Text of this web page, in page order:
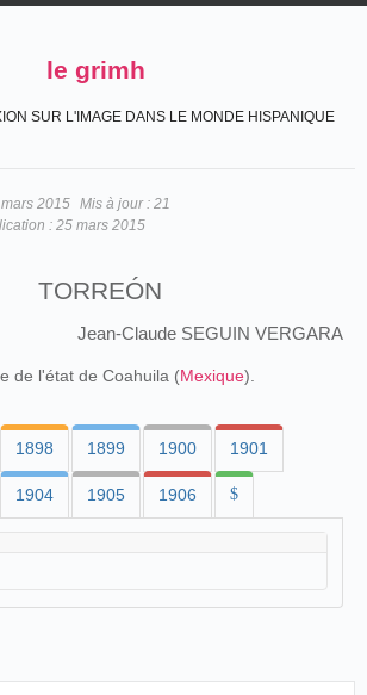
le grimh
SUR L'IMAGE DANS LE MONDE HISPANIQUE
2015 Mis à jour : 21
: 25 mars 2015
TORREÓN
Jean-Claude SEGUIN VERGARA
de l'état de Coahuila (Mexique).
1898 1899 1900 1901
1904 1905 1906 $